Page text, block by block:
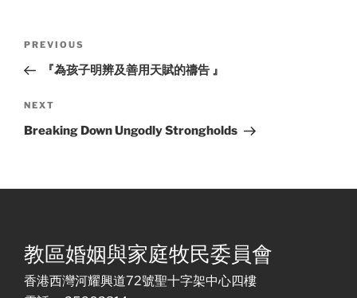
Previous
Post
PREVIOUS
『為孩子明辨及善用天賦的禱告 』
Next
Post
NEXT
Breaking Down Ungodly Strongholds
教區婚姻與家庭牧民委員會
香港西灣河耀興道72號聖十字架中心四樓